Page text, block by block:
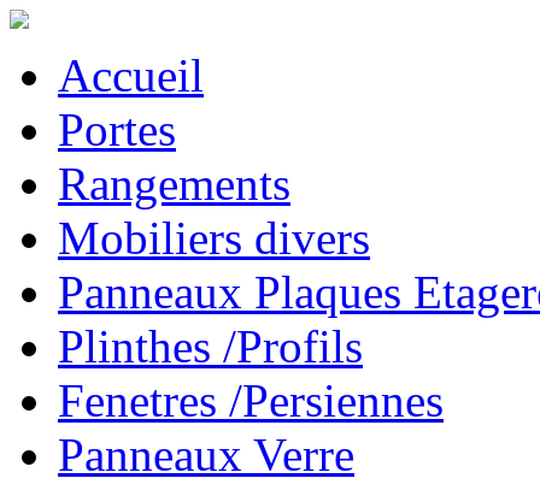
Accueil
Portes
Rangements
Mobiliers divers
Panneaux Plaques
Plinthes /Profils
Fenetres /Persiennes
Panneaux Verre